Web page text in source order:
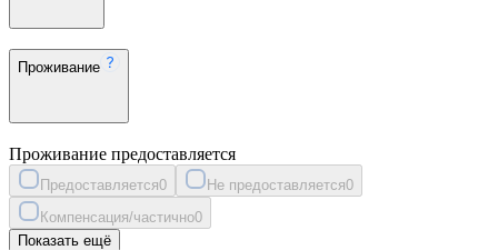
Проживание
Проживание предоставляется
Предоставляется0 Не предоставляется0
Компенсация/частично0
Показать ещё